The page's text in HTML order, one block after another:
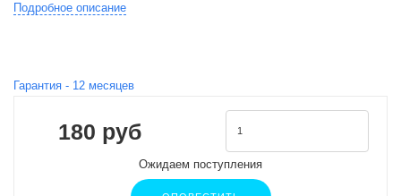
Подробное описание
Гарантия - 12 месяцев
180 руб
Ожидаем поступления